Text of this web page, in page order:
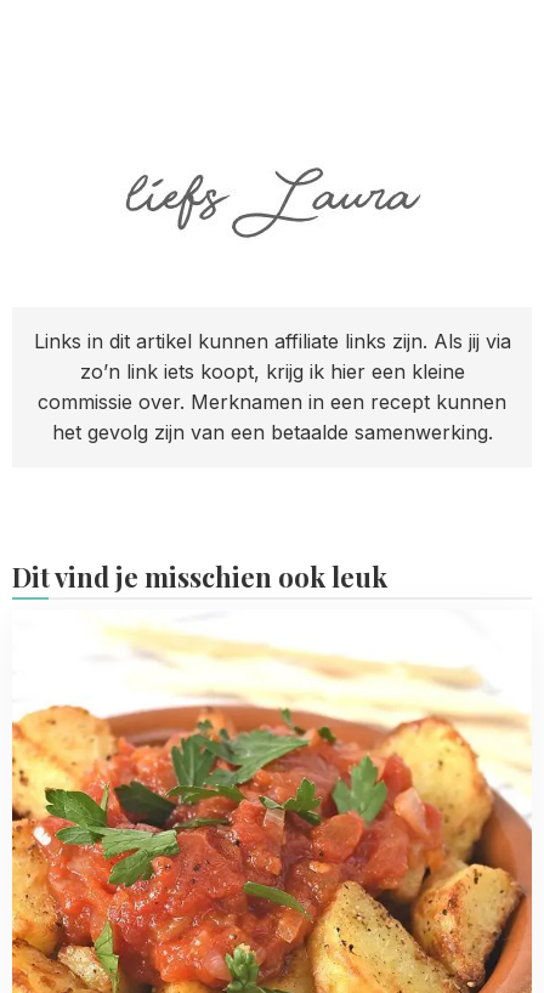
Links in dit artikel kunnen affiliate links zijn. Als jij via
zo’n link iets koopt, krijg ik hier een kleine
commissie over. Merknamen in een recept kunnen
het gevolg zijn van een betaalde samenwerking.
Dit vind je misschien ook leuk
patatas
bravas